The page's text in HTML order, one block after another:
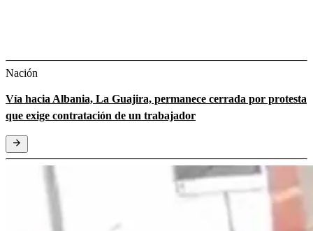
Nación
Vía hacia Albania, La Guajira, permanece cerrada por protesta
que exige contratación de un trabajador